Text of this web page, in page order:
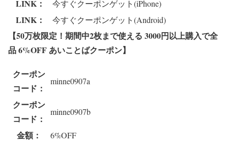
LINK： 今すぐクーポンゲット(iPhone)
LINK： 今すぐクーポンゲット(Android)
【50万枚限定！期間中2枚まで使える 3000円以上購入で全
品 6%OFF あいことばクーポン】
クーポン
コード：
minne0907a
クーポン
コード：
minne0907b
金額： 6%OFF